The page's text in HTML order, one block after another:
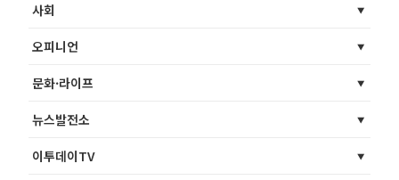
사회
오피니언
문화·라이프
뉴스발전소
이투데이TV